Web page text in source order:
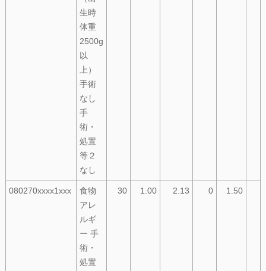
生時
体重
2500g
以
上）
手術
なし
手
術・
処置
等２
なし
080270xxxx1xxx
食物
アレ
ルギ
ー 手
術・
処置
30 1.00 2.13 0 1.50